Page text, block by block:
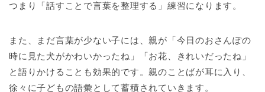
つまり「話すことで言葉を整理する」練習になります。
また、まだ言葉が少ない子には、親が「今日のおさんぽの
時に見た犬がかわいかったね」「お花、きれいだったね」
と語りかけることも効果的です。親のことばが耳に入り、
徐々に子どもの語彙として蓄積されていきます。